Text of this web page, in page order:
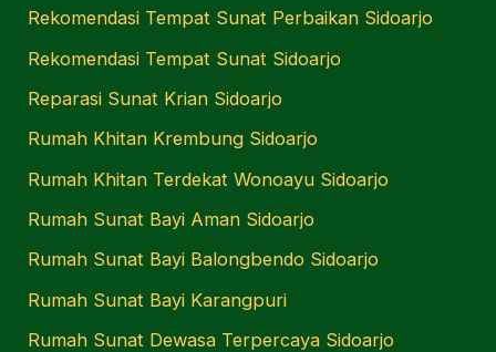
Rekomendasi Tempat Sunat Perbaikan Sidoarjo
Rekomendasi Tempat Sunat Sidoarjo
Reparasi Sunat Krian Sidoarjo
Rumah Khitan Krembung Sidoarjo
Rumah Khitan Terdekat Wonoayu Sidoarjo
Rumah Sunat Bayi Aman Sidoarjo
Rumah Sunat Bayi Balongbendo Sidoarjo
Rumah Sunat Bayi Karangpuri
Rumah Sunat Dewasa Terpercaya Sidoarjo